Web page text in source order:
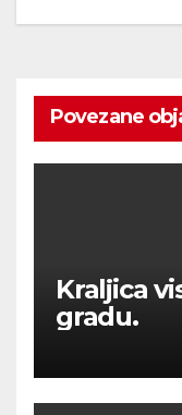
Povezane
Kraljica
gradu.